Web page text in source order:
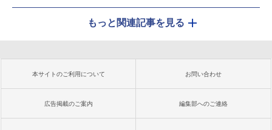
もっと関連記事を見る
本サイトのご利用について お問い合わせ
広告掲載のご案内 編集部へのご連絡